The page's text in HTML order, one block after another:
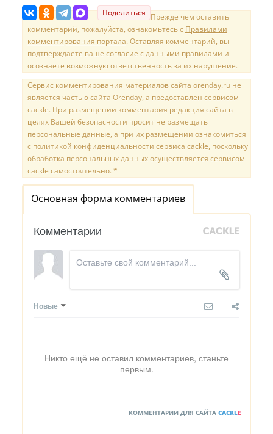
Поделиться Прежде чем оставить
комментарий, пожалуйста, ознакомьтесь с Правилами
комментирования портала. Оставляя комментарий, вы
подтверждаете ваше согласие с данными правилами и
осознаете возможную ответственность за их нарушение.
Сервис комментирования материалов сайта orenday.ru не
является частью сайта Orenday, а предоставлен сервисом
cackle. При размещении комментария редакция сайта в
целях Вашей безопасности просит не размещать
персональные данные, а при их размещении ознакомиться
с политикой конфиденциальности сервиса cackle, поскольку
обработка персональных данных осуществляется сервисом
cackle самостоятельно. *
Основная форма комментариев
Комментарии
Новые
Никто ещё не оставил комментариев, станьте
первым.
КОММЕНТАРИИ ДЛЯ САЙТА CACKLE